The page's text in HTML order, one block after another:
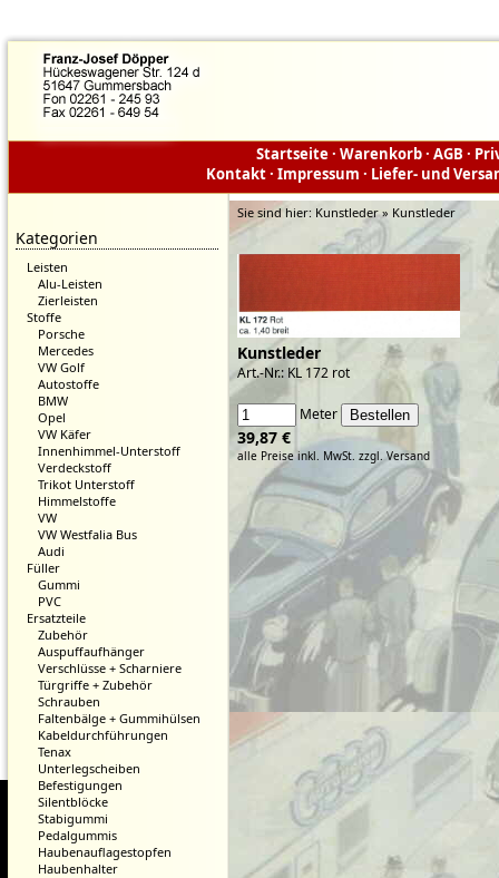
Startseite· Warenkorb· AGB ·
Kontakt· Impressum · Liefer- und
Kategorien
Leisten
Alu-Leisten
Zierleisten
Stoffe
Porsche
Mercedes
VW Golf
Autostoffe
BMW
Opel
VW Käfer
Innenhimmel-Unterstoff
Verdeckstoff
Trikot Unterstoff
Himmelstoffe
VW
VW Westfalia Bus
Audi
Füller
Gummi
PVC
Ersatzteile
Zubehör
Auspuffaufhänger
Verschlüsse + Scharniere
Türgriffe + Zubehör
Schrauben
Faltenbälge + Gummihülsen
Kabeldurchführungen
Tenax
Unterlegscheiben
Befestigungen
Silentblöcke
Stabigummi
Pedalgummis
Haubenauflagestopfen
Haubenhalter
Sie sind hier: Kunstleder » Kunstleder
Kunstleder
Art.-Nr.: KL 172 rot
Meter
39,87 €
alle Preise inkl. MwSt. zzgl. Versand